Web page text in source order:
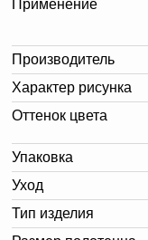
Применение
Производитель
Характер рисунка
Оттенок цвета
Упаковка
Уход
Тип изделия